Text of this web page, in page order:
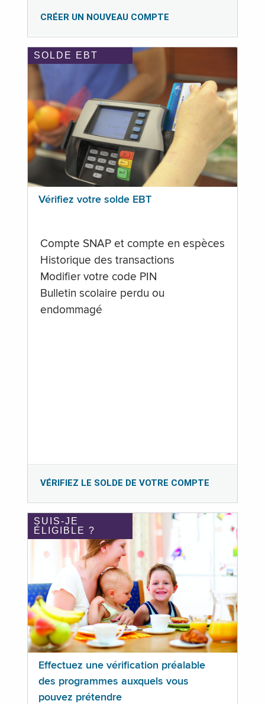
CRÉER UN NOUVEAU COMPTE
SOLDE EBT
Vérifiez votre solde EBT
Compte SNAP et compte en espèces
Historique des transactions
Modifier votre code PIN
Bulletin scolaire perdu ou
endommagé
VÉRIFIEZ LE SOLDE DE VOTRE COMPTE
SUIS-JE
ÉLIGIBLE ?
Effectuez une vérification préalable
des programmes auxquels vous
pouvez prétendre